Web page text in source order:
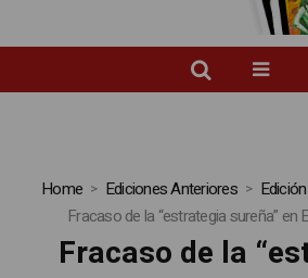
Home Ediciones Anteriores
Fracaso de la “estrategia sureña” en
Fracaso de la